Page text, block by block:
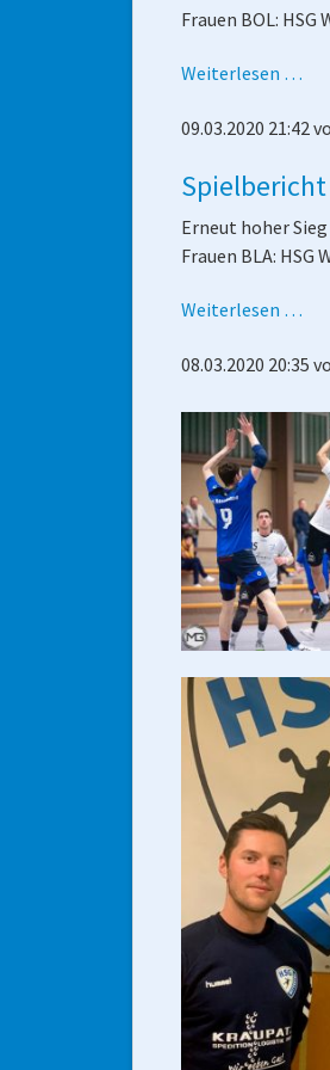
Frauen BOL:
Weiterlesen …
1
1
09.03.2020 21:42
Erneut hoher
Frauen BLA:
Weiterlesen …
2
08.03.2020 20:35